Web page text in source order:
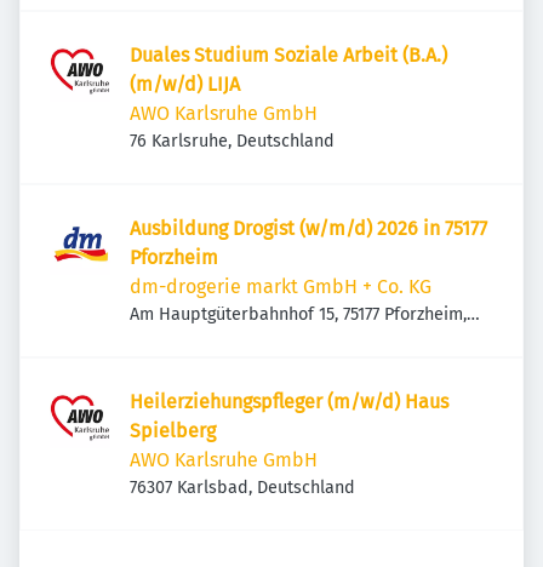
Duales Studium Soziale Arbeit (B.A.)
(m/w/d) LIJA
AWO Karlsruhe GmbH
76 Karlsruhe, Deutschland
Ausbildung Drogist (w/m/d) 2026 in 75177
Pforzheim
dm-drogerie markt GmbH + Co. KG
Am Hauptgüterbahnhof 15, 75177 Pforzheim,
Heilerziehungspfleger (m/w/d) Haus
Spielberg
AWO Karlsruhe GmbH
76307 Karlsbad, Deutschland